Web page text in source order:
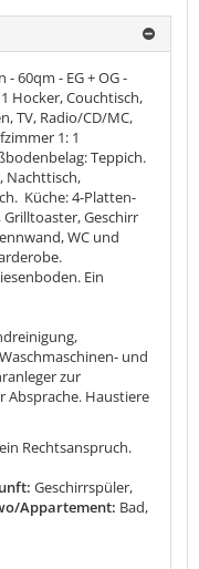
60qm - EG + OG -
Hocker, Couchtisch,
TV, Radio/CD/MC,
1: 1
Teppich.
Nachttisch,
Küche: 4-Platten-
Geschirr
WC und
Ein
und
zur
Haustiere
Rechtsanspruch.
Geschirrspüler,
Appartement: Bad,